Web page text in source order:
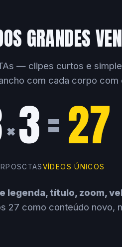
GRANDES
— clipes curtos e
com cada corpo com
×3=27
CTASVÍDEOS ÚNICOS
legenda, título, zoom,
27 como conteúdo novo,